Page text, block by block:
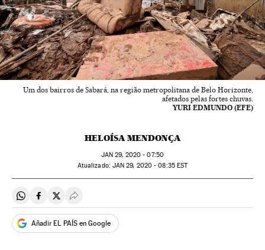
Um dos bairros de Sabará, na região metropolitana de Belo Horizonte,
afetados pelas fortes chuvas.
YURI EDMUNDO (EFE)
HELOÍSA MENDONÇA
JAN 29, 2020 - 07:50
atualizado: JAN 29, 2020 - 08:35EST
Compartir en Whatsapp
Compartir en Facebook
Compartir en Twitter
Desplegar Redes Sociales
Añadir EL PAÍS en Google